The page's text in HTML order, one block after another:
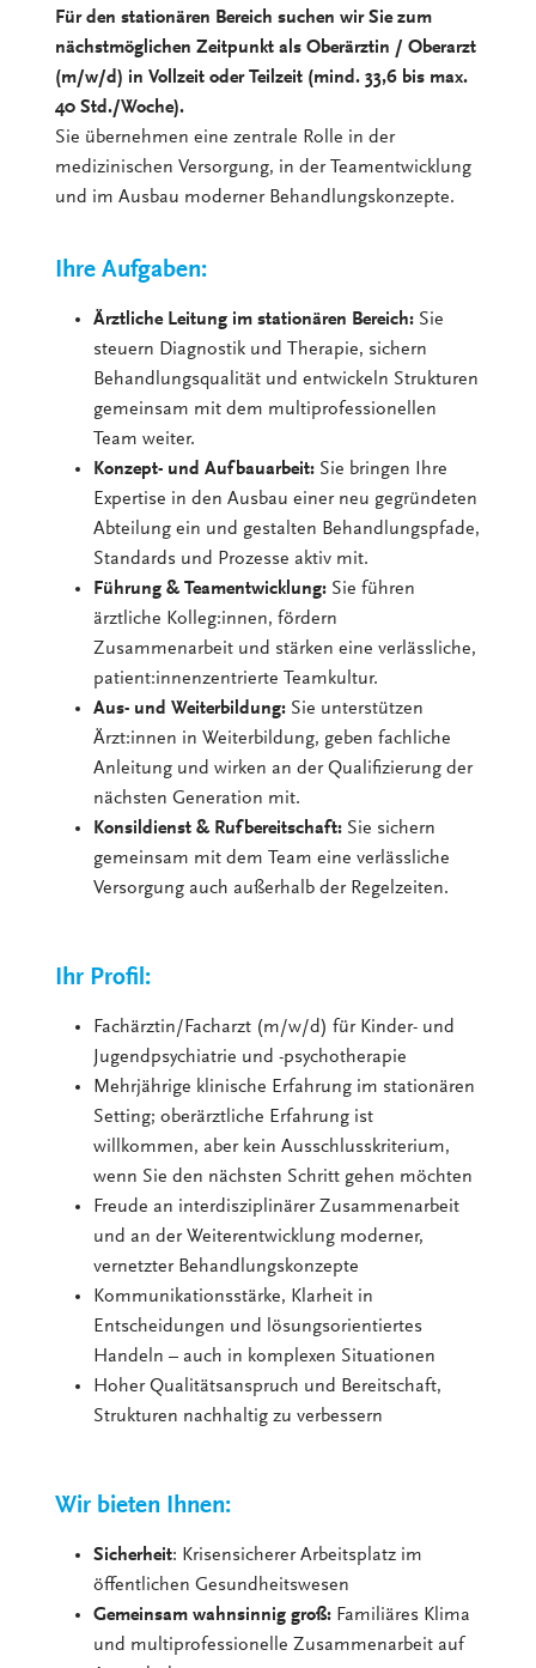
Für den stationären Bereich suchen wir Sie zum
nächstmöglichen Zeitpunkt als Oberärztin / Oberarzt
(m/w/d) in Vollzeit oder Teilzeit (mind. 33,6 bis max.
40 Std./Woche).
Sie übernehmen eine zentrale Rolle in der
medizinischen Versorgung, in der Teamentwicklung
und im Ausbau moderner Behandlungskonzepte.
Ihre Aufgaben:
Ärztliche Leitung im stationären Bereich: Sie
steuern Diagnostik und Therapie, sichern
Behandlungsqualität und entwickeln Strukturen
gemeinsam mit dem multiprofessionellen
Team weiter.
Konzept- und Aufbauarbeit: Sie bringen Ihre
Expertise in den Ausbau einer neu gegründeten
Abteilung ein und gestalten Behandlungspfade,
Standards und Prozesse aktiv mit.
Führung & Teamentwicklung: Sie führen
ärztliche Kolleg:innen, fördern
Zusammenarbeit und stärken eine verlässliche,
patient:innenzentrierte Teamkultur.
Aus- und Weiterbildung: Sie unterstützen
Ärzt:innen in Weiterbildung, geben fachliche
Anleitung und wirken an der Qualifizierung der
nächsten Generation mit.
Konsildienst & Rufbereitschaft: Sie sichern
gemeinsam mit dem Team eine verlässliche
Versorgung auch außerhalb der Regelzeiten.
Ihr Profil:
Fachärztin/Facharzt (m/w/d) für Kinder- und
Jugendpsychiatrie und -psychotherapie
Mehrjährige klinische Erfahrung im stationären
Setting; oberärztliche Erfahrung ist
willkommen, aber kein Ausschlusskriterium,
wenn Sie den nächsten Schritt gehen möchten
Freude an interdisziplinärer Zusammenarbeit
und an der Weiterentwicklung moderner,
vernetzter Behandlungskonzepte
Kommunikationsstärke, Klarheit in
Entscheidungen und lösungsorientiertes
Handeln – auch in komplexen Situationen
Hoher Qualitätsanspruch und Bereitschaft,
Strukturen nachhaltig zu verbessern
Wir bieten Ihnen:
Sicherheit: Krisensicherer Arbeitsplatz im
öffentlichen Gesundheitswesen
Gemeinsam wahnsinnig groß: Familiäres Klima
und multiprofessionelle Zusammenarbeit auf